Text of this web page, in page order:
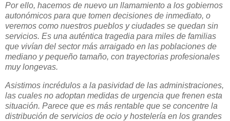
Por ello, hacemos de nuevo un llamamiento a los gobiernos
autonómicos para que tomen decisiones de inmediato, o
veremos como nuestros pueblos y ciudades se quedan sin
servicios. Es una auténtica tragedia para miles de familias
que vivían del sector más arraigado en las poblaciones de
mediano y pequeño tamaño, con trayectorias profesionales
muy longevas.
Asistimos incrédulos a la pasividad de las administraciones,
las cuales no adoptan medidas de urgencia que frenen esta
situación. Parece que es más rentable que se concentre la
distribución de servicios de ocio y hostelería en los grandes